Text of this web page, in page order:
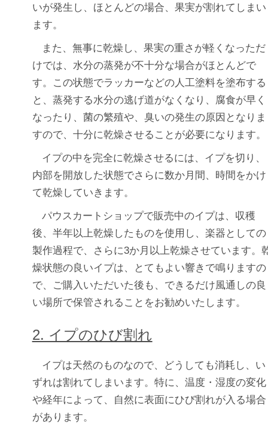
いが発生し、ほとんどの場合、果実が割れてしまい
ます。
また、無事に乾燥し、果実の重さが軽くなっただ
けでは、水分の蒸発が不十分な場合がほとんどで
す。この状態でラッカーなどの人工塗料を塗布する
と、蒸発する水分の逃げ道がなくなり、腐食が早く
なったり、菌の繁殖や、臭いの発生の原因となりま
すので、十分に乾燥させることが必要になります。
イプの中を完全に乾燥させるには、イプを切り、
内部を開放した状態でさらに数か月間、時間をかけ
て乾燥していきます。
パウスカートショップで販売中のイプは、収穫
後、半年以上乾燥したものを使用し、楽器としての
製作過程で、さらに3か月以上乾燥させています。
燥状態の良いイプは、とてもよい響きで鳴りますの
で、ご購入いただいた後も、できるだけ風通しの良
い場所で保管されることをお勧めいたします。
2. イプのひび割れ
イプは天然のものなので、どうしても消耗し、い
ずれは割れてしまいます。特に、温度・湿度の変化
や経年によって、自然に表面にひび割れが入る場合
があります。